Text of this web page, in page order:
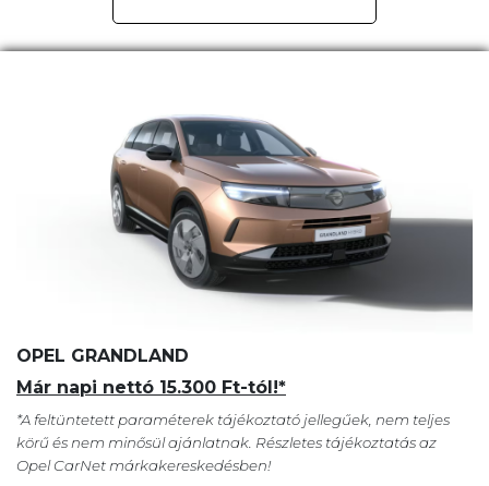
OPEL GRANDLAND
Már napi nettó 15.300 Ft-tól!*
*A feltüntetett paraméterek tájékoztató jellegűek, nem teljes
körű és nem minősül ajánlatnak. Részletes tájékoztatás az
Opel CarNet márkakereskedésben!